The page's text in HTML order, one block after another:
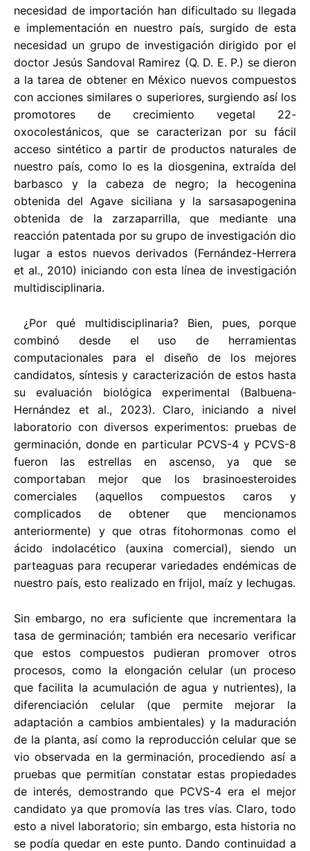
necesidad de importación han dificultado su llegada
e implementación en nuestro país, surgido de esta
necesidad un grupo de investigación dirigido por el
doctor Jesús Sandoval Ramirez (Q. D. E. P.) se dieron
a la tarea de obtener en México nuevos compuestos
con acciones similares o superiores, surgiendo así los
promotores de crecimiento vegetal 22-
oxocolestánicos, que se caracterizan por su fácil
acceso sintético a partir de productos naturales de
nuestro país, como lo es la diosgenina, extraída del
barbasco y la cabeza de negro; la hecogenina
obtenida del Agave siciliana y la sarsasapogenina
obtenida de la zarzaparrilla, que mediante una
reacción patentada por su grupo de investigación dio
lugar a estos nuevos derivados (Fernández-Herrera
et al., 2010) iniciando con esta línea de investigación
multidisciplinaria.
¿Por qué multidisciplinaria? Bien, pues, porque
combinó desde el uso de herramientas
computacionales para el diseño de los mejores
candidatos, síntesis y caracterización de estos hasta
su evaluación biológica experimental (Balbuena‐
Hernández et al., 2023). Claro, iniciando a nivel
laboratorio con diversos experimentos: pruebas de
germinación, donde en particular PCVS-4 y PCVS-8
fueron las estrellas en ascenso, ya que se
comportaban mejor que los brasinoesteroides
comerciales (aquellos compuestos caros y
complicados de obtener que mencionamos
anteriormente) y que otras fitohormonas como el
ácido indolacético (auxina comercial), siendo un
parteaguas para recuperar variedades endémicas de
nuestro país, esto realizado en frijol, maíz y lechugas.
Sin embargo, no era suficiente que incrementara la
tasa de germinación; también era necesario verificar
que estos compuestos pudieran promover otros
procesos, como la elongación celular (un proceso
que facilita la acumulación de agua y nutrientes), la
diferenciación celular (que permite mejorar la
adaptación a cambios ambientales) y la maduración
de la planta, así como la reproducción celular que se
vio observada en la germinación, procediendo así a
pruebas que permitían constatar estas propiedades
de interés, demostrando que PCVS-4 era el mejor
candidato ya que promovía las tres vías. Claro, todo
esto a nivel laboratorio; sin embargo, esta historia no
se podía quedar en este punto. Dando continuidad a